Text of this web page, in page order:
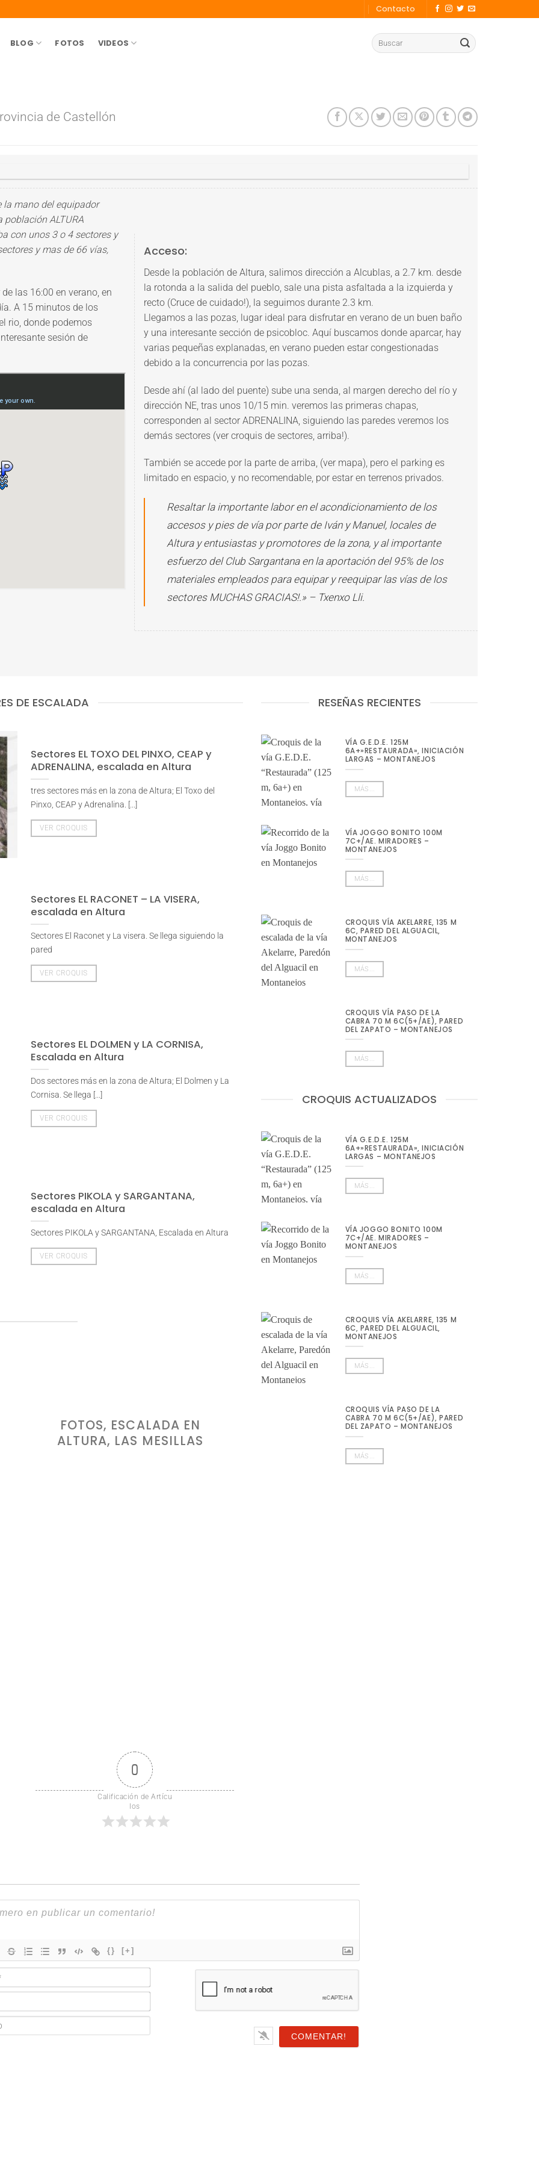
Contacto
BLOG FOTOS VIDEOS
de Castellón
la mano del equipador
población ALTURA
con unos 3 o 4 sectores y
y mas de 66 vías,
las 16:00 en verano, en
A 15 minutos de los
rio, donde podemos
sesión de
Acceso:
Desde la población de Altura , salimos dirección a Alcublas, a 2.7 km. desde
la rotonda a la salida del pueblo, sale una pista asfaltada a la izquierda y
recto (Cruce de cuidado!), la seguimos durante 2.3 km.
Llegamos a las pozas, lugar ideal para disfrutar en verano de un buen baño
y una interesante sección de psicobloc. Aquí buscamos donde aparcar, hay
varias pequeñas explanadas, en verano pueden estar congestionadas
debido a la concurrencia por las pozas.
Desde ahí (al lado del puente) sube una senda, al margen derecho del río y
dirección NE, tras unos 10/15 min. veremos las primeras chapas,
corresponden al sector ADRENALINA, siguiendo las paredes veremos los
demás sectores (ver croquis de sectores, arriba!).
También se accede por la parte de arriba, (ver mapa), pero el parking es
limitado en espacio, y no recomendable, por estar en terrenos privados.
Resaltar la importante labor en el acondicionamiento de los
accesos y pies de vía por parte de Iván y Manuel, locales de
Altura y entusiastas y promotores de la zona, y al importante
esfuerzo del Club Sargantanaen la aportación del 95% de los
materiales empleados para equipar y reequipar las vías de los
sectores MUCHAS GRACIAS!.» – Txenxo Lli.
DE ESCALADA
Sectores EL TOXO DEL PINXO, CEAP y
ADRENALINA, escalada en Altura
tres sectores más en la zona de Altura; El Toxo del
Pinxo, CEAP y Adrenalina. [...]
VER CROQUIS
Sectores EL RACONET – LA VISERA,
escalada en Altura
Sectores El Raconet y La visera. Se llega siguiendo la
pared
VER CROQUIS
Sectores EL DOLMEN y LA CORNISA,
Escalada en Altura
Dos sectores más en la zona de Altura; El Dolmen y La
Cornisa. Se llega [...]
VER CROQUIS
Sectores PIKOLA y SARGANTANA,
escalada en Altura
Sectores PIKOLA y SARGANTANA, Escalada en Altura
VER CROQUIS
FOTOS, ESCALADA EN
ALTURA, LAS MESILLAS
RESEÑAS RECIENTES
VÍA G.E.D.E. 125M
6A+»RESTAURADA», INICIACIÓN
LARGAS – MONTANEJOS
MÁS...
VÍA JOGGO BONITO 100M
7C+/AE. MIRADORES –
MONTANEJOS
MÁS...
CROQUIS VÍA AKELARRE, 135 M
6C, PARED DEL ALGUACIL,
MONTANEJOS
MÁS...
CROQUIS VÍA PASO DE LA
CABRA 70 M 6C(5+/AE), PARED
DEL ZAPATO – MONTANEJOS
MÁS...
CROQUIS ACTUALIZADOS
VÍA G.E.D.E. 125M
6A+»RESTAURADA», INICIACIÓN
LARGAS – MONTANEJOS
MÁS...
VÍA JOGGO BONITO 100M
7C+/AE. MIRADORES –
MONTANEJOS
MÁS...
CROQUIS VÍA AKELARRE, 135 M
6C, PARED DEL ALGUACIL,
MONTANEJOS
MÁS...
CROQUIS VÍA PASO DE LA
CABRA 70 M 6C(5+/AE), PARED
DEL ZAPATO – MONTANEJOS
MÁS...
0
Calificación de Artícu
los
{} [+]